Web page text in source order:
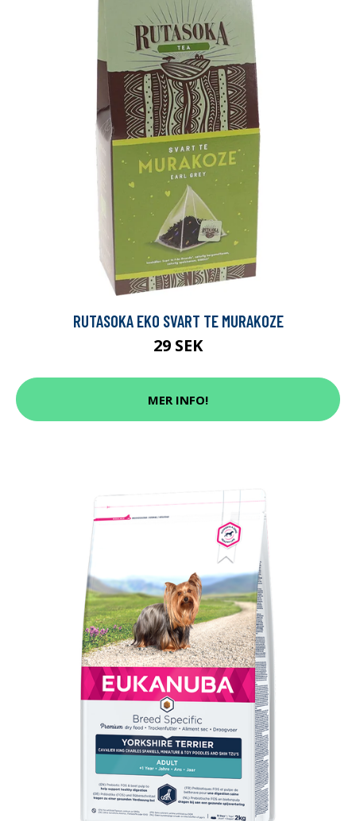
RUTASOKA EKO SVART TE MURAKOZE
29 SEK
MER INFO!